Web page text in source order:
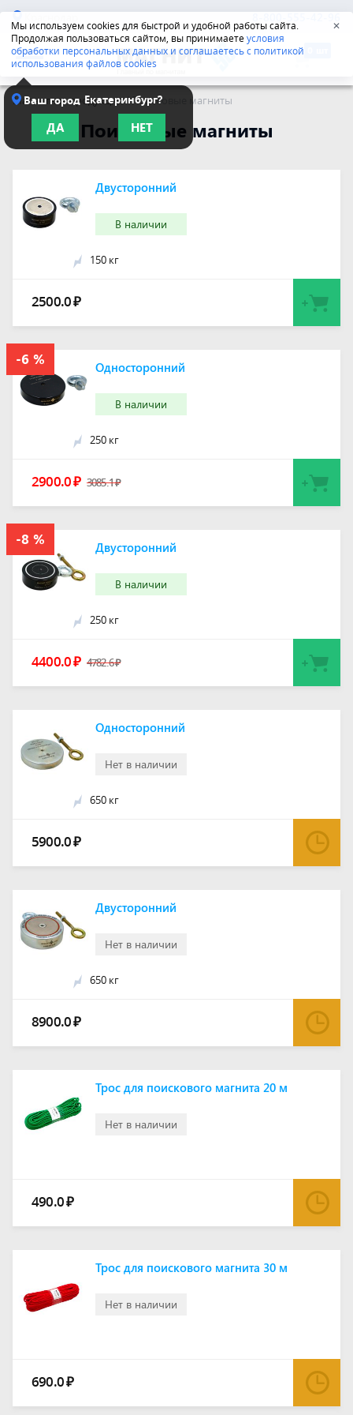
Мы используем cookies для быстрой и удобной работы сайта.
Продолжая пользоваться сайтом, вы принимаетеусловия
обработки персональных данных и соглашаетесь с политикой
использования файлов cookies
✕
Краснодар 8-800-555-42-96
Ваш город Екатеринбург?
ДА НЕТ
Магнитная продукция/Поисковые магниты
Поисковые магниты
В наличии
Двусторонний
150 кг
2500.0₽
В наличии
Односторонний
250 кг
2900.0₽ 3085.1₽
В наличии
Двусторонний
250 кг
4400.0₽ 4782.6₽
Нет в наличии
Односторонний
650 кг
5900.0₽
Нет в наличии
Двусторонний
650 кг
8900.0₽
Нет в наличии
Трос для поискового магнита 20 м
490.0₽
Нет в наличии
Трос для поискового магнита 30 м
690.0₽